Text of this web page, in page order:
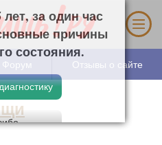
лет, за один час Вы
причины Вашего
состояния.
Форум Отзывы о сайте